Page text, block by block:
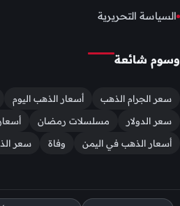
السياسة التحريرية
وسوم شائعة
سعر الجرام الذهب أسعار الذهب اليوم
سعر الدولار
مسلسلات رمضان
أسعار الذهب في اليمن
وفاة سعر